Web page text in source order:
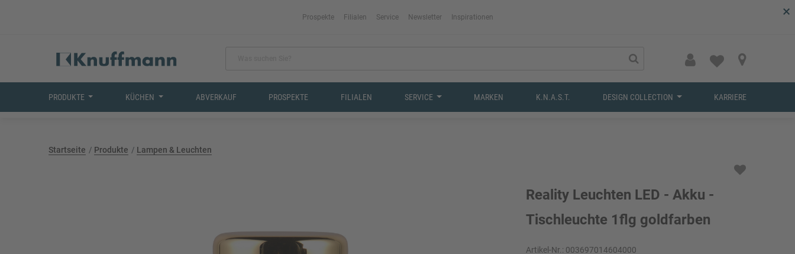
×
Prospekte Filialen Service Newsletter Inspirationen
PRODUKTE KÜCHEN ABVERKAUF PROSPEKTE FILIALEN SERVICE MARKEN K.N.A.S.T. DESIGN COLLECTION KARRIERE
Startseite Produkte Lampen & Leuchten
Reality Leuchten LED - Akku -
Tischleuchte 1flg goldfarben
Artikel-Nr.: 003697014604000